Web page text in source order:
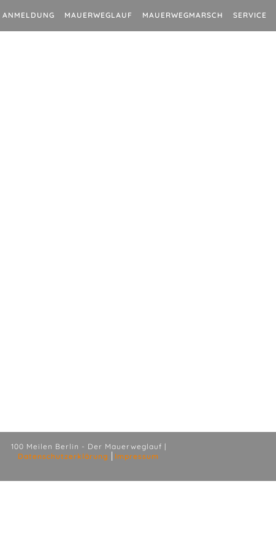
ANMELDUNG MAUERWEGLAUF MAUERWEGMARSCH SERVICE
100 Meilen Berlin - Der Mauerweglauf |
Datenschutzerklärung
Impressum